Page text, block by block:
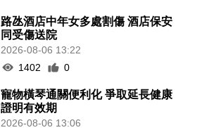
路氹酒店中年女多處割傷 酒店保安
同受傷送院
2026-08-06 13:22
1402
0
寵物橫琴通關便利化 爭取延長健康
證明有效期
2026-08-06 13:06